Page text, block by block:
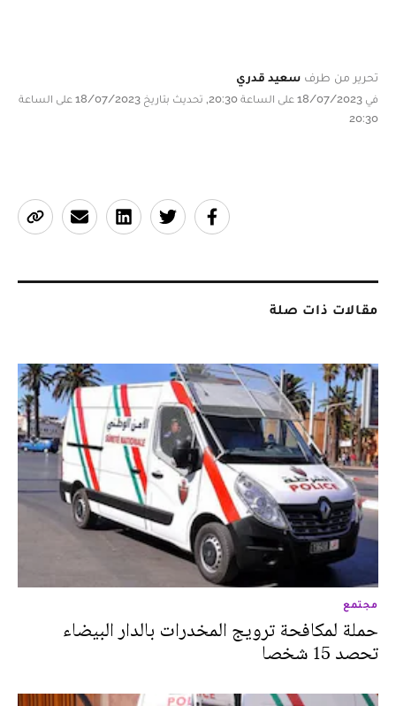
تحرير من طرف سعيد قدري
في 18/07/2023 على الساعة 20:30, تحديث بتاريخ 18/07/2023 على الساعة
20:30
مقالات ذات صلة
مجتمع
حملة لمكافحة ترويج المخدرات بالدار البيضاء
تحصد 15 شخصا